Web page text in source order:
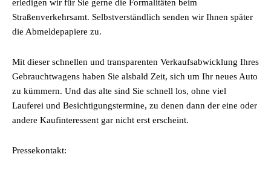
erledigen wir für Sie gerne die Formalitäten beim
Straßenverkehrsamt. Selbstverständlich senden wir Ihnen später
die Abmeldepapiere zu.
Mit dieser schnellen und transparenten Verkaufsabwicklung Ihres
Gebrauchtwagens haben Sie alsbald Zeit, sich um Ihr neues Auto
zu kümmern. Und das alte sind Sie schnell los, ohne viel
Lauferei und Besichtigungstermine, zu denen dann der eine oder
andere Kaufinteressent gar nicht erst erscheint.
Pressekontakt: